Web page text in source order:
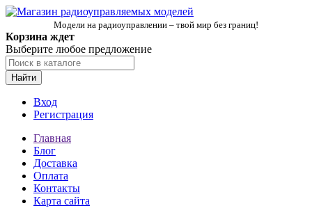
Модели на радиоуправлении – твой мир без границ!
Корзина ждет
Выберите любое предложение
Найти
Вход
Регистрация
Главная
Блог
Доставка
Оплата
Контакты
Карта сайта